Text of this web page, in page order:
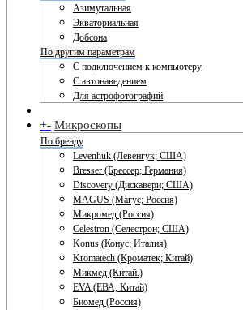
Азимутальная
Экваториальная
Добсона
По другим параметрам
С подключением к компьютеру
С автонаведением
Для астрофотографий
+- Микроскопы
По бренду
Levenhuk (Левенгук; США)
Bresser (Брессер; Германия)
Discovery (Дискавери; США)
MAGUS (Магус; Россия)
Микромед (Россия)
Celestron (Селестрон; США)
Konus (Конус; Италия)
Kromatech (Кроматек; Китай)
Микмед (Китай.)
EVA (ЕВА; Китай)
Биомед (Россия)